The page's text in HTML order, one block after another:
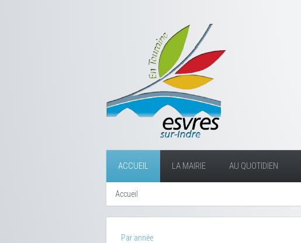
ACCUEIL LA MAIRIE AU QUOTIDIEN
Accueil
Par année